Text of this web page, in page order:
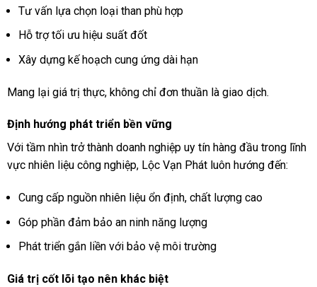
Tư vấn lựa chọn loại than phù hợp
Hỗ trợ tối ưu hiệu suất đốt
Xây dựng kế hoạch cung ứng dài hạn
Mang lại giá trị thực, không chỉ đơn thuần là giao dịch.
Định hướng phát triển bền vững
Với tầm nhìn trở thành doanh nghiệp uy tín hàng đầu trong lĩnh
vực nhiên liệu công nghiệp, Lộc Vạn Phát luôn hướng đến:
Cung cấp nguồn nhiên liệu ổn định, chất lượng cao
Góp phần đảm bảo an ninh năng lượng
Phát triển gắn liền với bảo vệ môi trường
Giá trị cốt lõi tạo nên khác biệt